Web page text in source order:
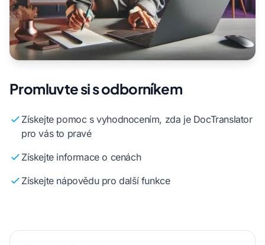
Promluvte si s odborníkem
Získejte pomoc s vyhodnocením, zda je DocTranslator
pro vás to pravé
Získejte informace o cenách
Získejte nápovědu pro další funkce